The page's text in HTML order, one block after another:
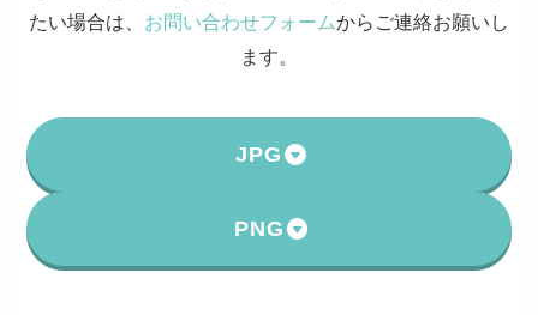
たい場合は、 お問い合わせフォームからご連絡お願いし
ます。
JPG
PNG